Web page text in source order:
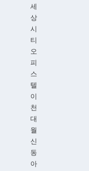
세
상
시
티
오
피
스
텔
이
천
대
월
신
동
아